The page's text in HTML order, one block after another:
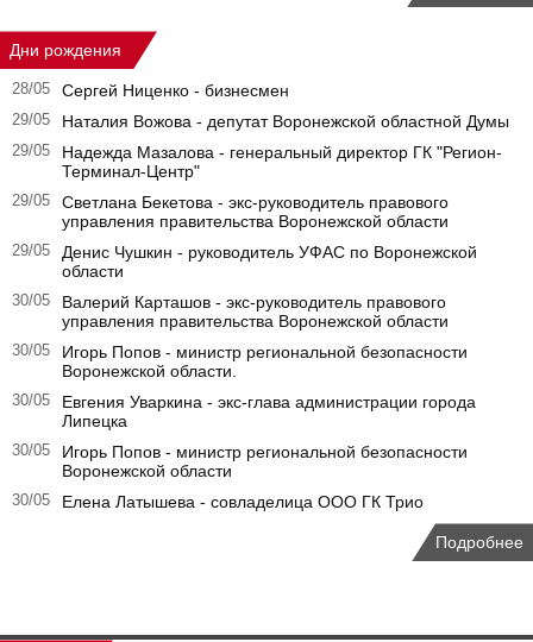
Дни рождения
28/05 Сергей Ниценко - бизнесмен
29/05 Наталия Вожова - депутат Воронежской областной Думы
29/05
Надежда Мазалова - генеральный директор ГК "Регион-
Терминал-Центр"
29/05
Светлана Бекетова - экс-руководитель правового
управления правительства Воронежской области
29/05
Денис Чушкин - руководитель УФАС по Воронежской
области
30/05
Валерий Карташов - экс-руководитель правового
управления правительства Воронежской области
30/05
Игорь Попов - министр региональной безопасности
Воронежской области.
30/05
Евгения Уваркина - экс-глава администрации города
Липецка
30/05
Игорь Попов - министр региональной безопасности
Воронежской области
30/05 Елена Латышева - совладелица ООО ГК Трио
Подробнее